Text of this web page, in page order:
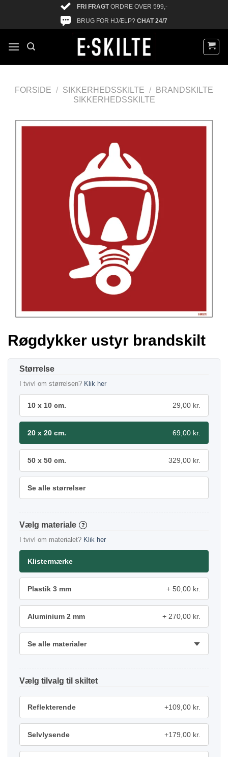
FRI FRAGTORDRE OVER 599,-
BRUG FOR HJÆLP? CHAT 24/7
FORSIDE / SIKKERHEDSSKILTE /
BRANDSKILTE
SIKKERHEDSSKILTE
Røgdykker ustyr brandskilt
Størrelse
I tvivl om størrelsen? Klik her
10 x 10 cm. 29,00 kr.
20 x 20 cm. 69,00 kr.
50 x 50 cm. 329,00 kr.
Se alle størrelser
materiale ?
I tvivl om materialet? Klik her
Klistermærke
Plastik 3 mm 50,00 kr.
Aluminium 2 mm 270,00 kr.
Se alle materialer
tilvalg
Reflekterende +109,00 kr.
Selvlysende +179,00 kr.